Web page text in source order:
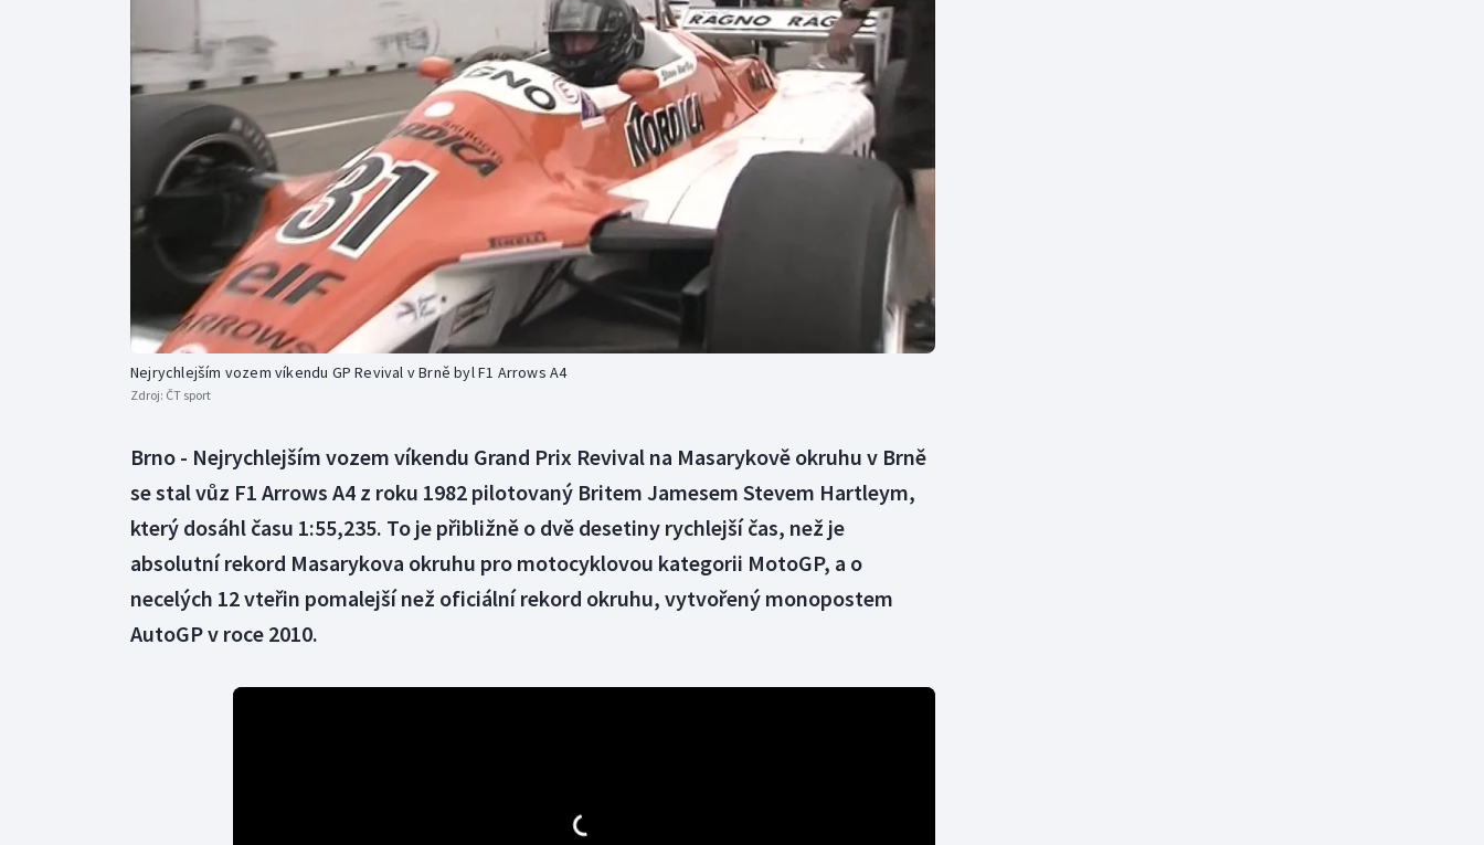
Dostihy
Florbal
Futsal
Golf
Gymnastika
Moderní pětiboj
Motorsport
Olympijské hry
Parasport
Plavání
Plážový volejbal
Triatlon
Veslování
Vodní slalom
Volejbal
Nejrychlejším vozem víkendu GP Revival v Brně byl F1 Arrows A4
Zdroj: ČT sport
Brno - Nejrychlejším vozem víkendu Grand Prix Revival na Masarykově okruhu v Brně
se stal vůz F1 Arrows A4 z roku 1982 pilotovaný Britem Jamesem Stevem Hartleym,
který dosáhl času 1:55,235. To je přibližně o dvě desetiny rychlejší čas, než je
absolutní rekord Masarykova okruhu pro motocyklovou kategorii MotoGP, a o
necelých 12 vteřin pomalejší než oficiální rekord okruhu, vytvořený monopostem
AutoGP v roce 2010.